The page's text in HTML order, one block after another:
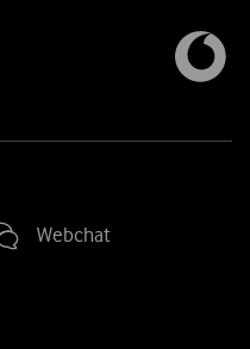
Webchat